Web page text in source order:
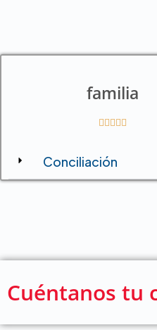
familia
    
Conciliación
Cuéntanos tu